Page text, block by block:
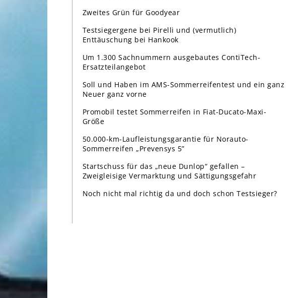
Zweites Grün für Goodyear
Testsiegergene bei Pirelli und (vermutlich)
Enttäuschung bei Hankook
Um 1.300 Sachnummern ausgebautes ContiTech-
Ersatzteilangebot
Soll und Haben im AMS-Sommerreifentest und ein ganz
Neuer ganz vorne
Promobil testet Sommerreifen in Fiat-Ducato-Maxi-
Größe
50.000-km-Laufleistungsgarantie für Norauto-
Sommerreifen „Prevensys 5”
Startschuss für das „neue Dunlop“ gefallen –
Zweigleisige Vermarktung und Sättigungsgefahr
Noch nicht mal richtig da und doch schon Testsieger?